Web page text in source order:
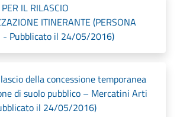
IL RILASCIO
ITINERANTE (PERSONA
- Pubblicato il 24/05/2016)
della concessione temporanea
di suolo pubblico – Mercatini Arti
il 24/05/2016)